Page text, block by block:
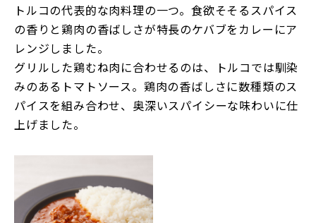
トルコの代表的な肉料理の一つ。食欲そそるスパイス
の香りと鶏肉の香ばしさが特長のケバブをカレーにア
レンジしました。
グリルした鶏むね肉に合わせるのは、トルコでは馴染
みのあるトマトソース。鶏肉の香ばしさに数種類のス
パイスを組み合わせ、奥深いスパイシーな味わいに仕
上げました。